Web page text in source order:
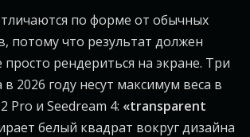
по форме от обычных
потому что результат должен
просто рендериться на экране. Три
2026 году несут максимум веса в
Pro и Seedream 4: «transparent
белый квадрат вокруг дизайна